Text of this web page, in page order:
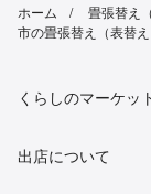
ホーム 畳張替え
市の畳張替え（表替え
くらしのマーケッ
出店について